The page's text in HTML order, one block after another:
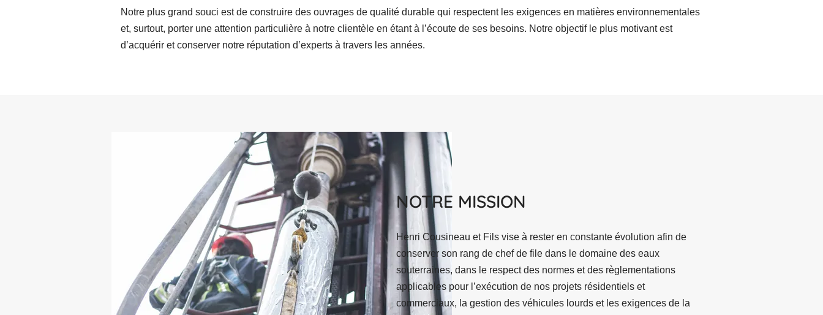
Notre plus grand souci est de construire des ouvrages de qualité durable qui respectent les exigences en matières environnementales
et, surtout, porter une attention particulière à notre clientèle en étant à l’écoute de ses besoins. Notre objectif le plus motivant est
d’acquérir et conserver notre réputation d’experts à travers les années.
NOTRE MISSION
Henri Cousineau et Fils vise à rester en constante évolution afin de
conserver son rang de chef de file dans le domaine des eaux
souterraines, dans le respect des normes et des règlementations
applicables pour l’exécution de nos projets résidentiels et
commerciaux, la gestion des véhicules lourds et les exigences de la